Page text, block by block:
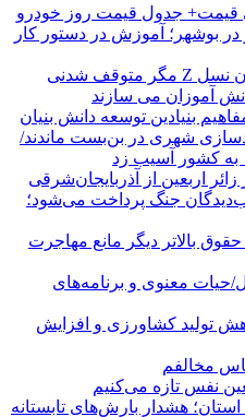
قیمت+ جدول قیمت روز خودرو
بوشهر؛ آموزش در دستور کار
سیلیکن ولیِ تهران؛ این ایران نسل Z مگر متوقف شدنی
آموزان می سازند
بنیادین توسعه دانش بنیان
شهری در بن‌بست ماندند/
جنگ پرداخت می‌شود؛
بالاتر دیگر مانع مهاجرت
معنوی و برنامه‌های
تولید کشاورزی و افزایش
مخالفم
نفس تازه می‌کنیم
بارش‌های سیل‌آسا در راه ۳ استان؛ هشدار بارش‌های تابستانه